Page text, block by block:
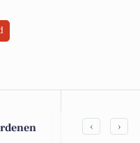
Top 6 over
‹ ›